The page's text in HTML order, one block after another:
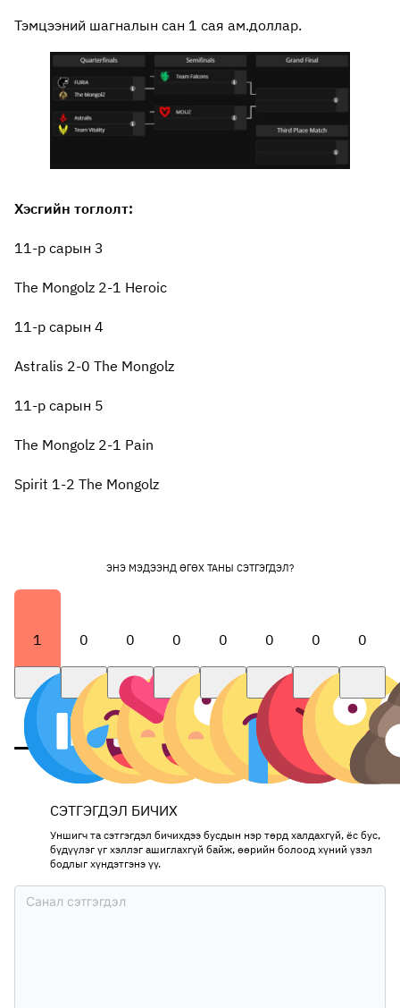
Тэмцээний шагналын сан 1 сая ам.доллар.
Хэсгийн тоглолт:
11-р сарын 3
The Mongolz 2-1 Heroic
11-р сарын 4
Astralis 2-0 The Mongolz
11-р сарын 5
The Mongolz 2-1 Pain
Spirit 1-2 The Mongolz
ЭНЭ МЭДЭЭНД ӨГӨХ ТАНЫ СЭТГЭГДЭЛ?
1 0 0 0 0 0 0 0
СЭТГЭГДЭЛ БИЧИХ
Уншигч та сэтгэгдэл бичихдээ бусдын нэр төрд халдахгүй, ёс бус,
бүдүүлэг үг хэллэг ашиглахгүй байж, өөрийн болоод хүний үзэл
бодлыг хүндэтгэнэ үү.